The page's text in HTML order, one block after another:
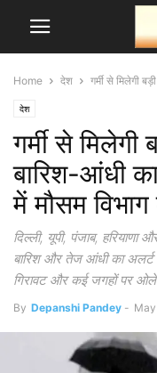
Home देश गर्मी से मिलेगी
देश
गर्मी से
बारिश-आंधी
में मौसम
दिल्ली, यूपी, पंजाब,
बारिश और तेज आंधी का अलर्ट
गिरावट और कई जगहों पर ओले
By Depanshi Pandey -